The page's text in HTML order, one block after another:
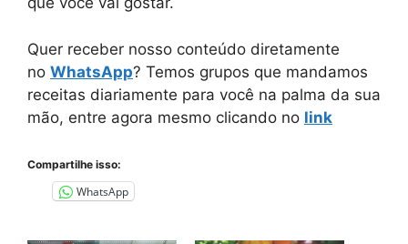
Quer receber nosso conteúdo diretamente
no WhatsApp? Temos grupos que mandamos
receitas diariamente para você na palma da sua
mão, entre agora mesmo clicando no link
Compartilhe isso:
WhatsApp